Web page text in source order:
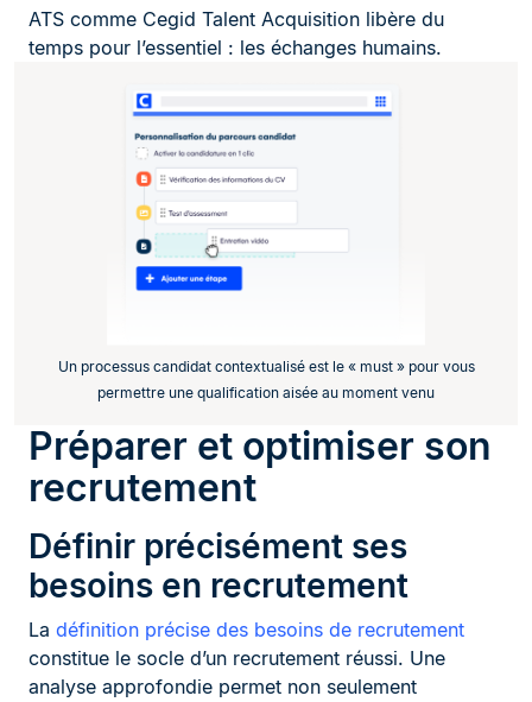
ATS comme Cegid Talent Acquisition libère du
temps pour l’essentiel : les échanges humains.
Un processus candidat contextualisé est le « must » pour vous
permettre une qualification aisée au moment venu
Préparer et optimiser son
recrutement
Définir précisément ses
besoins en recrutement
La définition précise des besoins de recrutement
constitue le socle d’un recrutement réussi. Une
analyse approfondie permet non seulement